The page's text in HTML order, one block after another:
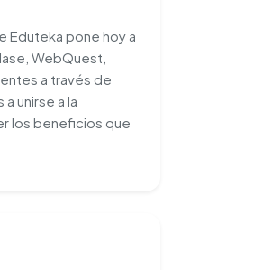
Eduteka pone hoy a
WebQuest,
a través de
unirse a la
los beneficios que